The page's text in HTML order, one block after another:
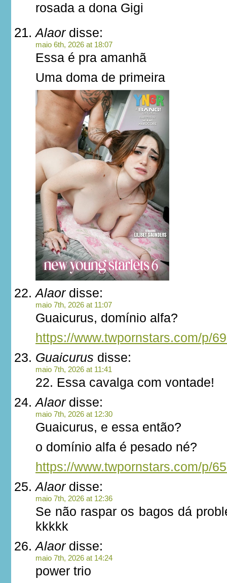
rosada a dona Gigi
Alaordisse:
maio 6th, 2026 at 18:07
Essa é pra amanhã
Uma doma de primeira
Alaordisse:
maio 7th, 2026 at 11:07
Guaicurus, domínio alfa?
https://www.twpornstars.com/p/
Guaicurus disse:
maio 7th, 2026 at 11:41
22. Essa cavalga com vontade!
Alaordisse:
maio 7th, 2026 at 12:30
Guaicurus, e essa então?
o domínio alfa é pesado né?
https://www.twpornstars.com/p/
Alaordisse:
maio 7th, 2026 at 12:36
Se não raspar os bagos dá
kkkkk
Alaordisse:
maio 7th, 2026 at 14:24
power trio